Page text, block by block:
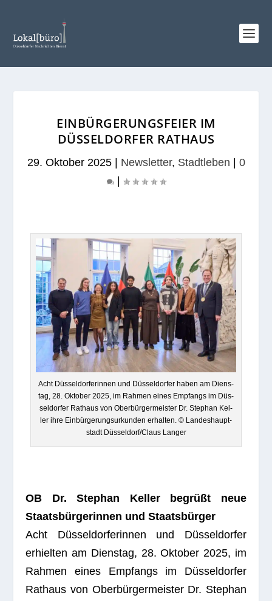
EINBÜRGERUNGSFEIER IM
DÜSSELDORFER RATHAUS
29. Oktober 2025| Newsletter, Stadtleben
0
|
Acht Düs­sel­dor­fe­rin­nen und Düs­sel­dor­fer haben am Diens­
tag, 28. Okto­ber 2025, im Rah­men eines Emp­fangs im Düs­
sel­dor­fer Rat­haus von Ober­bür­ger­meis­ter Dr. Ste­phan Kel­
ler ihre Ein­bür­ge­rungs­ur­kun­den erhal­ten. © Lan­des­haupt­
stadt Düsseldorf/Claus Langer
OB Dr. Ste­phan Kel­ler begrüßt neue
Staats­bür­ge­rin­nen und Staatsbürger
Acht Düs­sel­dor­fe­rin­nen und Düs­sel­dor­fer
erhiel­ten am Diens­tag, 28. Okto­ber 2025, im
Rah­men eines Emp­fangs im Düs­sel­dor­fer
Rat­haus von Ober­bür­ger­meis­ter Dr. Ste­phan